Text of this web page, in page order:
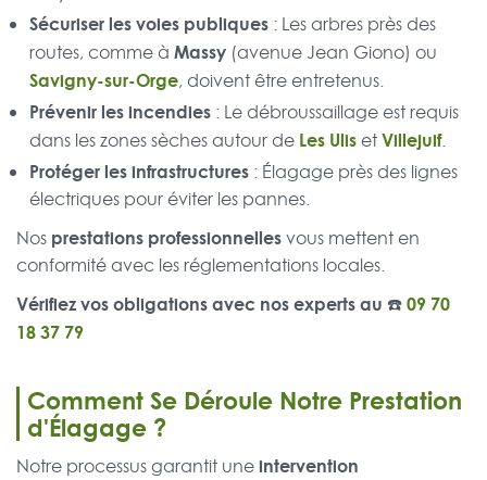
Sécuriser les voies publiques : Les arbres près des
routes, comme à Massy (avenue Jean Giono) ou
Savigny-sur-Orge, doivent être entretenus.
Prévenir les incendies : Le débroussaillage est requis
dans les zones sèches autour de Les Ulis etVillejuif.
Protéger les infrastructures : Élagage près des lignes
électriques pour éviter les pannes.
Nos prestations professionnellesvous mettent en
conformité avec les réglementations locales.
Vérifiez vos obligations avec nos experts au ☎️09 70
18 37 79
Comment Se Déroule Notre Prestation
d'Élagage ?
Notre processus garantit uneintervention